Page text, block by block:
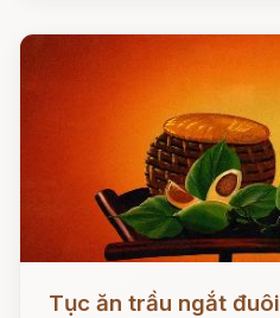
Tục ăn trầu ngắt đuôi